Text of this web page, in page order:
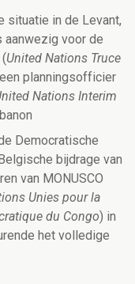
situatie in de Levant,
aanwezig voor de
United Nations Truce
planningsofficier
Nations Interim
Democratische
bijdrage van
van MONUSCO
Unies pour la
du Congo) in
het volledige